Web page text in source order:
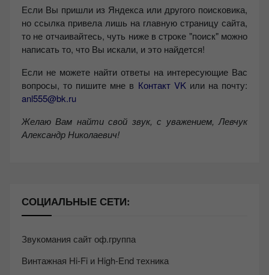
Если Вы пришли из Яндекса или другого поисковика,
но ссылка привела лишь на главную страницу сайта,
то не отчаивайтесь, чуть ниже в строке "поиск" можно
написать то, что Вы искали, и это найдется!
Если не можете найти ответы на интересующие Вас
вопросы, то пишите мне в Контакт VKили на почту:
anl555@bk.ru
Желаю Вам найти свой звук, с уважением, Левчук
Александр Николаевич!
СОЦИАЛЬНЫЕ СЕТИ:
Звукомания сайт оф.группа
Винтажная Hi-Fi и High-End техника